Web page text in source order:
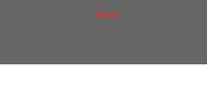
Home